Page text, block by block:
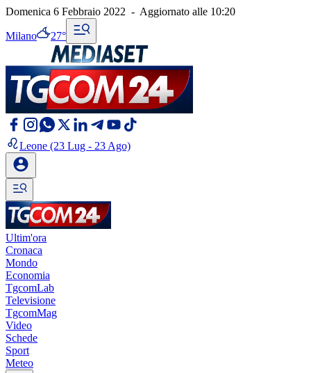
Domenica 6 Febbraio 2022 - Aggiornato alle 10:20
Milano 27°
Leone (23 Lug - 23 Ago)
Ultim'ora
Cronaca
Mondo
Economia
TgcomLab
Televisione
TgcomMag
Video
Schede
Sport
Meteo